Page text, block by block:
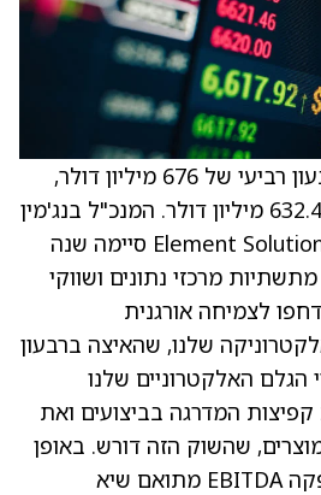
מדווחת על הכנסות רבעון רביעי של 676 מיליון דולר,
תחזיות הקונצנזוס היו 632.4 מיליון דולר. המנכ"ל בנג'מין
) סיימה שנה
מתשתיות מרכזי נתונים ושווקי
לצמיחה אורגנית
שלנו, שהאיצה ברבעון
הגלם האלקטרוניים שלנו
המדרגה בביצועים ואת
שהשוק הזה דורש. באופן
כללי, החברה שלנו סיפקה EBITDA מתואם שיא